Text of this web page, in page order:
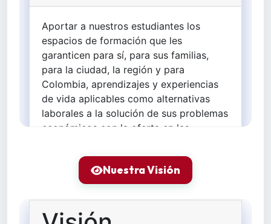
Nuestra Visión